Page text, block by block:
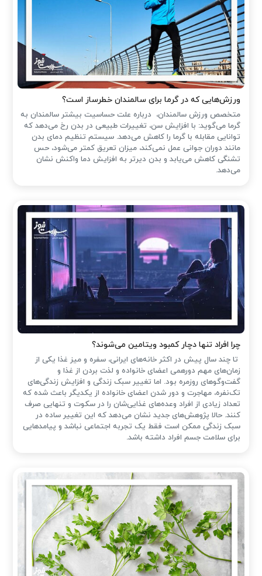
ورزش‌هایی که در گرما برای سالمندان خطرساز است؟
متخصص ورزش سالمندان، درباره علت حساسیت بیشتر سالمندان به
گرما می‌گوید: با افزایش سن، تغییرات طبیعی در بدن رخ می‌دهد که
توانایی مقابله با گرما را کاهش می‌دهد. سیستم تنظیم دمای بدن
مانند دوران جوانی عمل نمی‌کند، میزان تعریق کمتر می‌شود، حس
تشنگی کاهش می‌یابد و بدن دیرتر به افزایش دما واکنش نشان
می‌دهد.
چرا افراد تنها دچار کمبود ویتامین می‌شوند؟
تا چند سال پیش در اکثر خانه‌های ایرانی، سفره و میز غذا یکی از
زمان‌های مهم دورهمی اعضای خانواده و لذت بردن از غذا و
گفت‌وگوهای روزمره بود. اما تغییر سبک زندگی و افزایش زندگی‌های
تک‌نفره، مهاجرت و دور شدن اعضای خانواده از یکدیگر باعث شده که
تعداد زیادی از افراد وعده‌های غذایی‌شان را در سکوت و تنهایی صرف
کنند. حالا پژوهش‌های جدید نشان می‌دهد که این تغییر ساده در
سبک زندگی ممکن است فقط یک تجربه اجتماعی نباشد و پیامدهایی
برای سلامت جسم افراد داشته باشد.